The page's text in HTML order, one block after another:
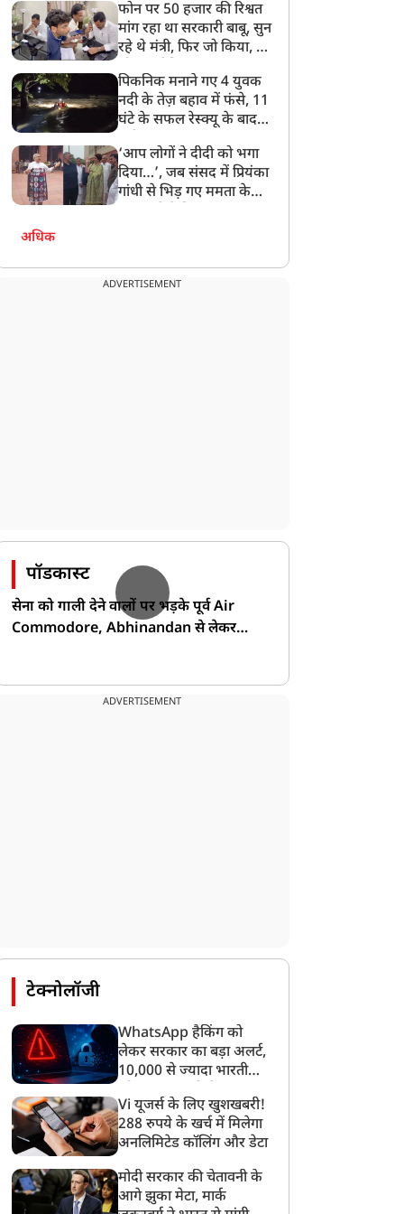
बेटी को गोद लें प्रधानमंत्री
फोन पर 50 हजार की रिश्वत
मांग रहा था सरकारी बाबू, सुन
रहे थे मंत्री, फिर जो किया, वो
पिकनिक मनाने गए 4 युवक
नदी के तेज़ बहाव में फंसे, 11
घंटे के सफल रेस्क्यू के बाद
‘आप लोगों ने दीदी को भगा
दिया…’, जब संसद में प्रियंका
गांधी से भिड़ गए ममता के
अधिक
ADVERTISEMENT
पॉडकास्ट
सेना को गाली देने वालों पर भड़के पूर्व Air
Commodore, Abhinandan से लेकर
ADVERTISEMENT
टेक्नोलॉजी
WhatsApp हैकिंग को
लेकर सरकार का बड़ा अलर्ट,
10,000 से ज्यादा भारतीयों
गया
Vi यूजर्स के लिए खुशखबरी!
288 रुपये के खर्च में मिलेगा
अनलिमिटेड कॉलिंग और डेटा
मोदी सरकार की चेतावनी के
आगे झुका मेटा, मार्क